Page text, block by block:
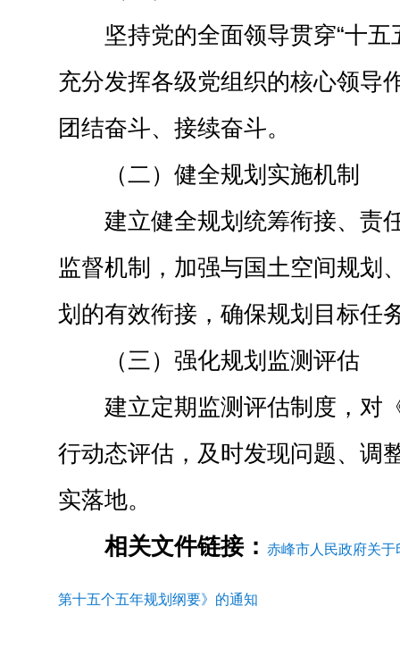
坚持党的全面领导贯穿“十
充分发挥各级党组织的核心领导
团结奋斗、接续奋斗。
（二）健全规划实施机制
建立健全规划统筹衔接、责
监督机制，加强与国土空间规划
划的有效衔接，确保规划目标任
（三）强化规划监测评估
建立定期监测评估制度，对
行动态评估，及时发现问题、调
实落地。
相关文件链接： 赤峰市人民政府关
第十五个五年规划纲要》的通知